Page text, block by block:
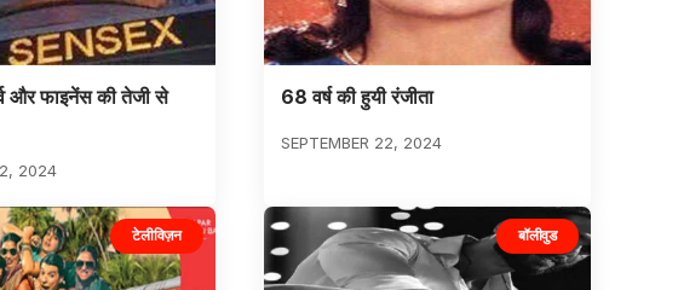
और फाइनेंस की तेजी से
2, 2024
68 वर्ष की हुयी रंजीता
SEPTEMBER 22, 2024
टेलीविज़न बॉलीवुड